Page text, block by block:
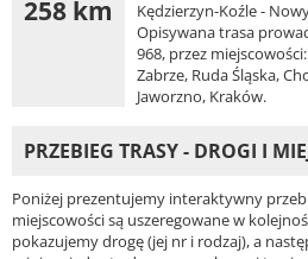
258 km
Kędzierzyn-Koźle -
Opisywana trasa
968, przez
Zabrze, Ruda Śląska,
Jaworzno, Kraków.
PRZEBIEG TRASY - DROGI I
Poniżej prezentujemy interaktywny
miejscowości są uszeregowane w
pokazujemy drogę (jej nr i rodzaj), a